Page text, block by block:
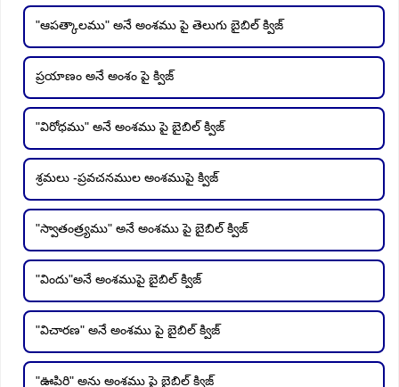
"ఆపత్కాలము" అనే అంశము పై తెలుగు బైబిల్ క్విజ్
ప్రయాణం అనే అంశం పై క్విజ్
"విరోధము" అనే అంశము పై బైబిల్ క్విజ్
శ్రమలు -ప్రవచనముల అంశముపై క్విజ్
"స్వాతంత్ర్యము" అనే అంశము పై బైబిల్ క్విజ్
"విందు"అనే అంశముపై బైబిల్ క్విజ్
"విచారణ" అనే అంశము పై బైబిల్ క్విజ్
"ఊపిరి" అను అంశము పై బైబిల్ క్విజ్